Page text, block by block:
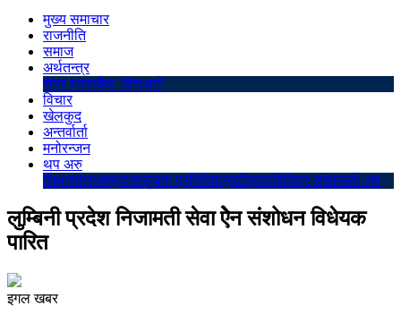
मुख्य समाचार
राजनीति
समाज
अर्थतन्त्र
शेयर बजारबैंक–वित्तअटो
विचार
खेलकुद
अन्तर्वार्ता
मनोरन्जन
थप अरु
शिक्षास्वास्थ्यप्रवाससुचना प्रविधिपत्रपत्रिकाबिचित्र संसारब्लो अप
लुम्बिनी प्रदेश निजामती सेवा ऐेन संशोधन विधेयक
पारित
इगल खबर